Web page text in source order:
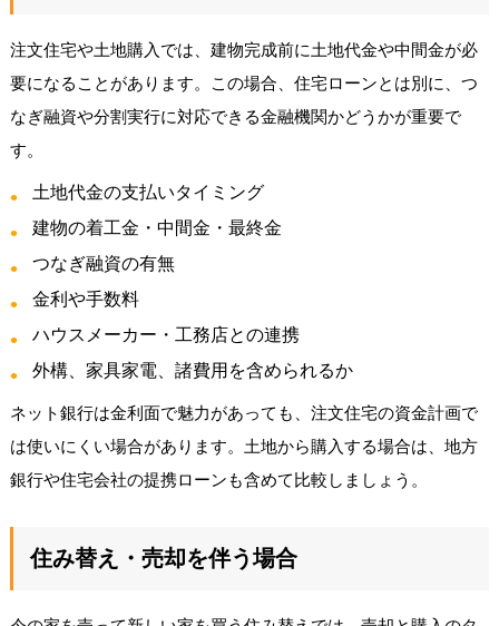
注文住宅や土地購入では、建物完成前に土地代金や中間金が必
要になることがあります。この場合、住宅ローンとは別に、つ
なぎ融資や分割実行に対応できる金融機関かどうかが重要で
す。
土地代金の支払いタイミング
建物の着工金・中間金・最終金
つなぎ融資の有無
金利や手数料
ハウスメーカー・工務店との連携
外構、家具家電、諸費用を含められるか
ネット銀行は金利面で魅力があっても、注文住宅の資金計画で
は使いにくい場合があります。土地から購入する場合は、地方
銀行や住宅会社の提携ローンも含めて比較しましょう。
住み替え・売却を伴う場合